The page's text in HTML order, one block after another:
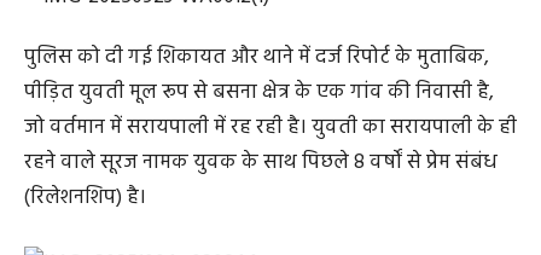
पुलिस को दी गई शिकायत और थाने में दर्ज रिपोर्ट के मुताबिक,
पीड़ित युवती मूल रूप से बसना क्षेत्र के एक गांव की निवासी है,
जो वर्तमान में सरायपाली में रह रही है। युवती का सरायपाली के ही
रहने वाले सूरज नामक युवक के साथ पिछले 8 वर्षों से प्रेम संबंध
(रिलेशनशिप) है।